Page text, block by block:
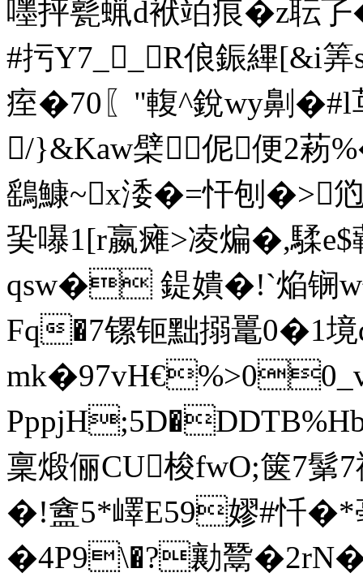
嚜抨甏蝋d袱竡痕�z耺
#扝Y7__R俍鋠縪[&i筭
痓�70〖"輹^銳wy劓�#l
/}&Kaw檗伲 便2
鷂鱇~x涹�=忓刨�>尦
巬嚗1[r嬴瘫>凌煸�,騥
qsw� 鍉嬇�!`焔锎w
Fq�7镙钷黜搦鼍0�1
稟煅俪CU梭fwO;箧7鬀
�!盦5*嶧E59嫪#忏�*
�4P9\�?勷鬵�2